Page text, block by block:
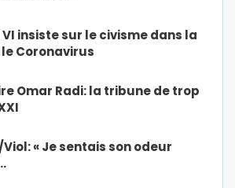
insiste sur le civisme dans la
Coronavirus
Omar Radi: la tribune de trop
« Je sentais son odeur